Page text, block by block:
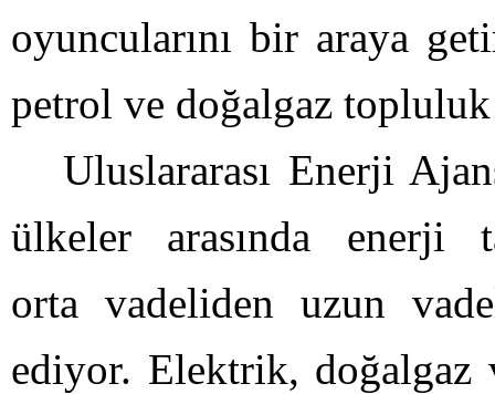
oyuncularını bir araya
petrol ve doğalgaz
Uluslararası Enerji
ülkeler arasında enerji
orta vadeliden uzun
ediyor. Elektrik, doğalgaz